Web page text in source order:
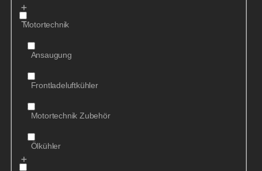
Motortechnik
Ansaugung
Frontladeluftkühler
Motortechnik Zubehör
Ölkühler